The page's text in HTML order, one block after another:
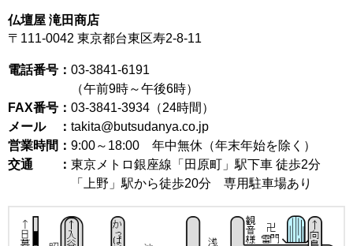
仏壇屋 滝田商店
〒111-0042 東京都台東区寿2-8-11
電話番号： 03-3841-6191
（午前9時～午後6時）
FAX番号： 03-3841-3934（24時間）
メール ： takita@butsudanya.co.jp
営業時間： 9:00～18:00 年中無休（年末年始を除く）
交通 ： 東京メトロ銀座線「田原町」駅下車 徒歩2分
「上野」駅から徒歩20分 専用駐車場あり